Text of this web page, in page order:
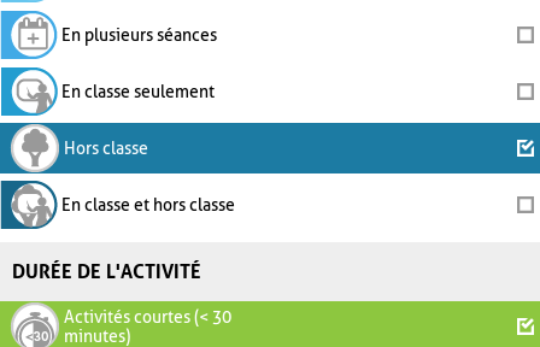
En plusieurs séances
En classe seulement
Hors classe
En classe et hors classe
DURÉE DE L'ACTIVITÉ
Activités courtes (< 30
minutes)